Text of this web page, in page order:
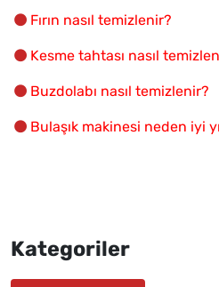
Fırın nasıl temizlenir?
Kesme tahtası nasıl
Buzdolabı nasıl temizlenir?
Bulaşık makinesi neden iyi
Kategoriler